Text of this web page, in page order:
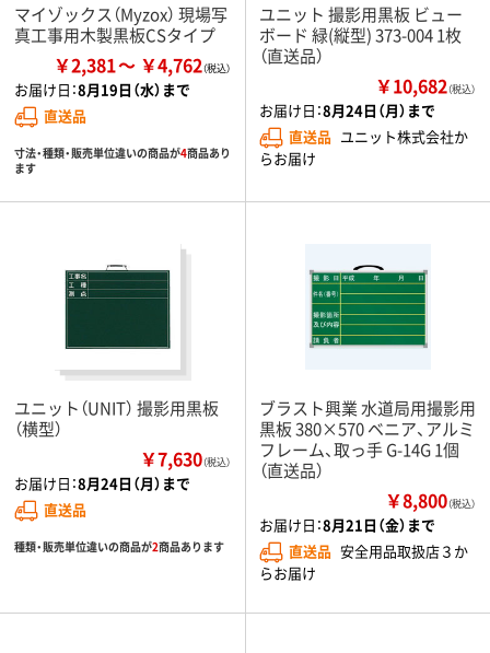
マイゾックス（Myzox） 現場写
真工事用木製黒板CSタイプ
￥2,381 ￥4,762
お届け日：8月19日（水）まで
直送品
寸法・種類・販売単位違いの商品が4商品あり
ます
ユニット 撮影用黒板 ビュー
ボード 緑(縦型) 373-004 1枚
（直送品）
￥10,682（税込）
お届け日：8月24日（月）まで
直送品 ユニット株式会社か
らお届け
ユニット（UNIT） 撮影用黒板
（横型）
￥7,630（税込）
お届け日：8月24日（月）まで
直送品
種類・販売単位違いの商品が2商品あります
ブラスト興業 水道局用撮影用
黒板 380×570 ベニア、アルミ
フレーム、取っ手 G-14G 1個
（直送品）
￥8,800（税込）
お届け日：8月21日（金）まで
直送品 安全用品取扱店３か
らお届け